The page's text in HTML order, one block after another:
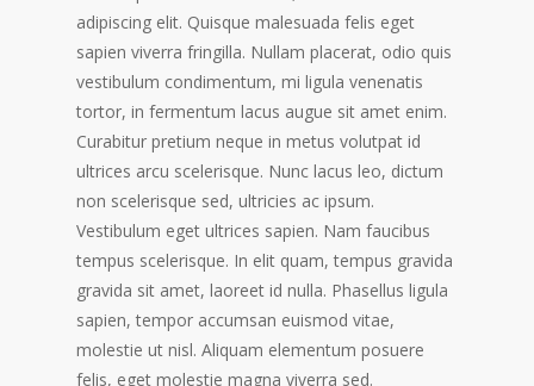
adipiscing elit. Quisque malesuada felis eget
sapien viverra fringilla. Nullam placerat, odio quis
vestibulum condimentum, mi ligula venenatis
tortor, in fermentum lacus augue sit amet enim.
Curabitur pretium neque in metus volutpat id
ultrices arcu scelerisque. Nunc lacus leo, dictum
non scelerisque sed, ultricies ac ipsum.
Vestibulum eget ultrices sapien. Nam faucibus
tempus scelerisque. In elit quam, tempus gravida
gravida sit amet, laoreet id nulla. Phasellus ligula
sapien, tempor accumsan euismod vitae,
molestie ut nisl. Aliquam elementum posuere
felis, eget molestie magna viverra sed.